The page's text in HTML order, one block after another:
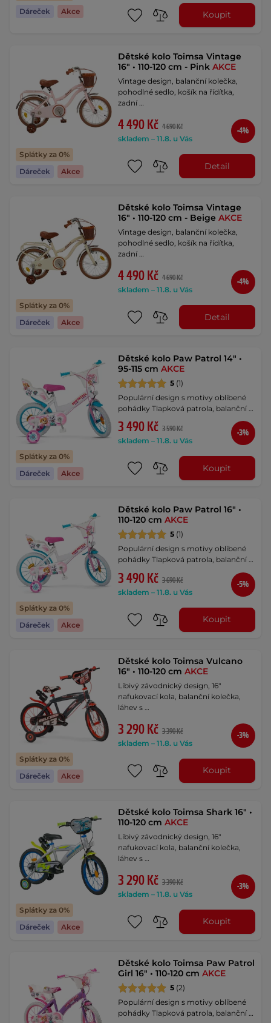
Dáreček
Akce Koupit
Splátky za 0%
Dáreček
Akce
Dětské kolo Toimsa Vintage
16" • 110-120 cm - PinkAKCE
Vintage design, balanční kolečka,
pohodlné sedlo, košík na řídítka,
zadní …
4 490 Kč 4 690 Kč
skladem – 11.8. u Vás
-4%
Detail
Splátky za 0%
Dáreček
Akce
Dětské kolo Toimsa Vintage
16" • 110-120 cm - BeigeAKCE
Vintage design, balanční kolečka,
pohodlné sedlo, košík na řídítka,
zadní …
4 490 Kč 4 690 Kč
skladem – 11.8. u Vás
-4%
Detail
Splátky za 0%
Dáreček
Akce
Dětské kolo Paw Patrol 14" •
95-115 cmAKCE
5 (1)
Populární design s motivy oblíbené
pohádky Tlapková patrola, balanční …
3 490 Kč 3 590 Kč
skladem – 11.8. u Vás
-3%
Koupit
Splátky za 0%
Dáreček
Akce
Dětské kolo Paw Patrol 16" •
110-120 cmAKCE
5 (1)
Populární design s motivy oblíbené
pohádky Tlapková patrola, balanční …
3 490 Kč 3 690 Kč
skladem – 11.8. u Vás
-5%
Koupit
Splátky za 0%
Dáreček
Akce
Dětské kolo Toimsa Vulcano
16" • 110-120 cmAKCE
Líbivý závodnický design, 16"
nafukovací kola, balanční kolečka,
láhev s …
3 290 Kč 3 390 Kč
skladem – 11.8. u Vás
-3%
Koupit
Splátky za 0%
Dáreček
Akce
Dětské kolo Toimsa Shark 16" •
110-120 cmAKCE
Líbivý závodnický design, 16"
nafukovací kola, balanční kolečka,
láhev s …
3 290 Kč 3 390 Kč
skladem – 11.8. u Vás
-3%
Koupit
Dětské kolo Toimsa Paw Patrol
Girl 16" • 110-120 cmAKCE
5 (2)
Populární design s motivy oblíbené
pohádky Tlapková patrola, balanční …